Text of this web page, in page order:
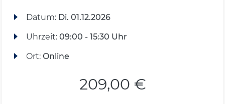
Datum: Di. 01.12.2026
Uhrzeit: 09:00 - 15:30 Uhr
Ort: Online
209,00 €